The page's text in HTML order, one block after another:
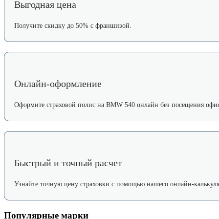
Выгодная цена
Получите скидку до 50% с франшизой.
Онлайн-оформление
Оформите страховой полис на BMW 540 онлайн без посещения
Быстрый и точный расчет
Узнайте точную цену страховки с помощью нашего онлайн-
Популярные марки